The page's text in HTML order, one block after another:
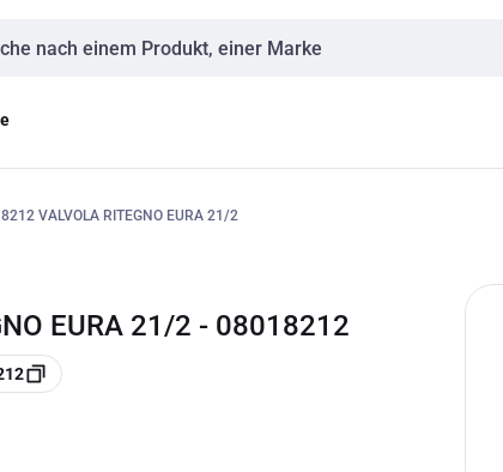
VALVOLA RITEGNO EURA 21/2
EURA 21/2 - 08018212